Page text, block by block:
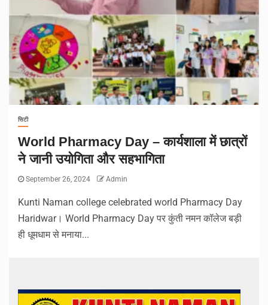
सिटी
World Pharmacy Day – कार्यशाला में छात्रों
ने जानी उयोगिता और सहभागिता
September 26, 2024 Admin
Kunti Naman college celebrated world Pharmacy Day
Haridwar। World Pharmacy Day पर कुंती नमन कॉलेज बड़ी
ही धूमधाम से मनाया...